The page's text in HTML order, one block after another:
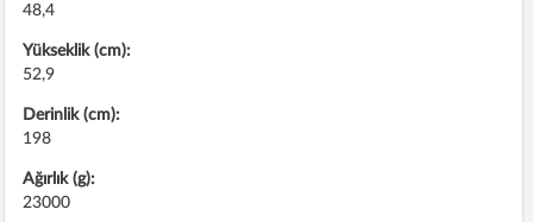
48,4
Yükseklik (cm):
52,9
Derinlik (cm):
198
Ağırlık (g):
23000